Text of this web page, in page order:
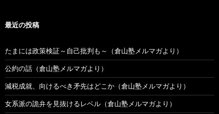
最近の投稿
たまには政策検証～自己批判も～（倉山塾メルマガより）
公約の話（倉山塾メルマガより）
減税成就、向けるべき矛先はどこか（倉山塾メルマガより）
女系派の詭弁を見抜けるレベル（倉山塾メルマガより）